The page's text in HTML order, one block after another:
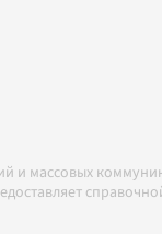
и массовых